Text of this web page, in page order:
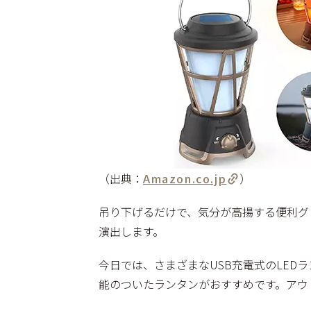
（出典： Amazon.co.jp
）
吊り下げるだけで、気分が高揚する便利
演出します。
今日では、さまざまなUSB充電式のLED
能のついたランタンがおすすめです。ア